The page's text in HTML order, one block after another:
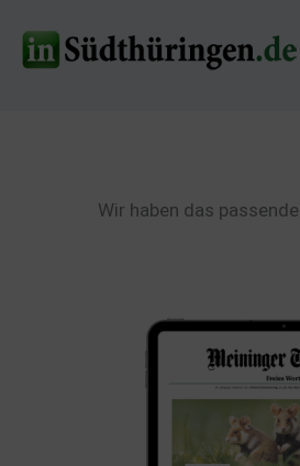
Inhalt
springen
Wir haben das